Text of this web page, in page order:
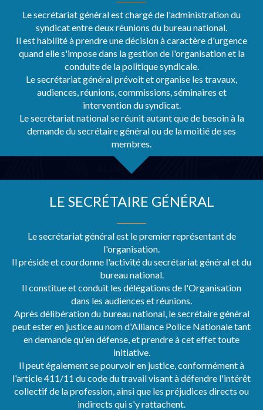
Le secrétariat général est chargé de l'administration du
syndicat entre deux réunions du bureau national.
Il est habilité à prendre une décision à caractère d'urgence
quand elle s'impose dans la gestion de l'organisation et la
conduite de la politique syndicale.
Le secrétariat général prévoit et organise les travaux,
audiences, réunions, commissions, séminaires et
intervention du syndicat.
Le secrétariat national se réunit autant que de besoin à la
demande du secrétaire général ou de la moitié de ses
membres.
LE SECRÉTAIRE GÉNÉRAL
Le secrétariat général est le premier représentant de
l'organisation.
Il préside et coordonne l'activité du secrétariat général et du
bureau national.
Il constitue et conduit les délégations de l'Organisation
dans les audiences et réunions.
Après délibération du bureau national, le secrétaire général
peut ester en justice au nom d'Alliance Police Nationale tant
en demande qu'en défense, et prendre à cet effet toute
initiative.
Il peut également se pourvoir en justice, conformément à
l'article 411/11 du code du travail visant à défendre l'intérêt
collectif de la profession, ainsi que les préjudices directs ou
indirects qui s'y rattachent.